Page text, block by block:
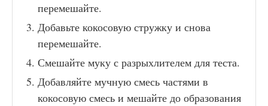
перемешайте.
Добавьте кокосовую стружку и снова
перемешайте.
Смешайте муку с разрыхлителем для теста.
Добавляйте мучную смесь частями в
кокосовую смесь и мешайте до образования